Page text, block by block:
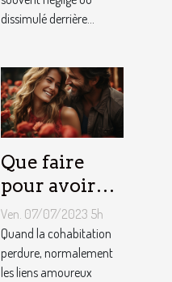
dissimulé derrière...
Que faire
pour avoir
toujours la
vie rose en
couple ?
Ven. 07/07/2023 5h
Quand la cohabitation
perdure, normalement
les liens amoureux